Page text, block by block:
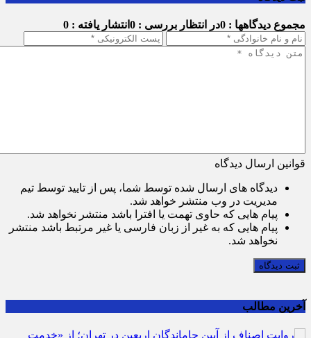
مجموع دیدگاهها : 0 در انتظار بررسی : 0 انتشار یافته : 0
قوانین ارسال دیدگاه
دیدگاه های ارسال شده توسط شما، پس از تایید توسط تیم
مدیریت در وب منتشر خواهد شد.
پیام هایی که حاوی تهمت یا افترا باشد منتشر نخواهد شد.
پیام هایی که به غیر از زبان فارسی یا غیر مرتبط باشد منتشر
نخواهد شد.
ثبت دیدگاه
آخرین مطالب